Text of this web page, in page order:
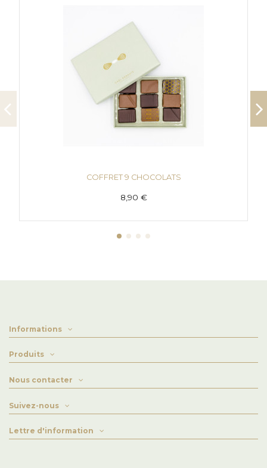
COFFRET 9 CHOCOLATS
8,90 €
Informations
Produits
Nous contacter
Suivez-nous
Lettre d'information